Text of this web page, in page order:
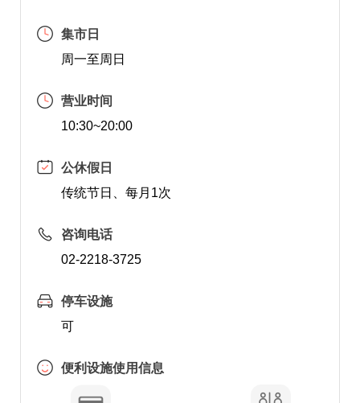
集市日
周一至周日
营业时间
10:30~20:00
公休假日
传统节日、每月1次
咨询电话
02-2218-3725
停车设施
可
便利设施使用信息